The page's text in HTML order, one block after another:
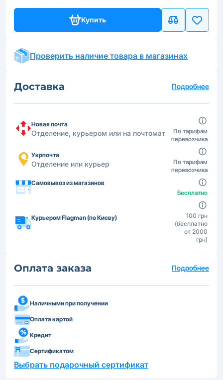
Купить
Проверить наличие товара в магазинах
Доставка Подробнее
Новая почта
Отделение, курьером или на почтомат
По тарифам
перевозчика
Укрпочта
Отделение или курьер
По тарифам
перевозчика
Самовывоз из магазинов
Бесплатно
Курьером Flagman (по Киеву)
100 грн
(бесплатно
от 2000
грн)
Оплата заказа Подробнее
Наличными при получении
Оплата картой
Кредит
Сертификатом
Выбрать подарочный сертификат